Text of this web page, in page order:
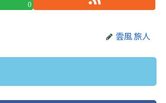
0
雲風 旅人